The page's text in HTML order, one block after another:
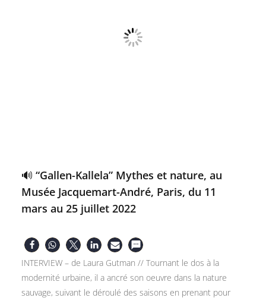
🔊 “Gallen-Kallela” Mythes et nature, au
Musée Jacquemart-André, Paris, du 11
mars au 25 juillet 2022
INTERVIEW – de Laura Gutman // Tournant le dos à la
modernité urbaine, il a ancré son oeuvre dans la nature
sauvage, suivant le déroulé des saisons en prenant pour